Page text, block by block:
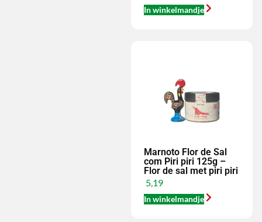
In winkelmandje
Marnoto Flor de Sal
com Piri piri 125g –
Flor de sal met piri piri
5,19
In winkelmandje